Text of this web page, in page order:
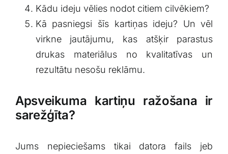
Kādu ideju vēlies nodot citiem cilvēkiem?
Kā pasniegsi šīs kartiņas ideju? Un vēl
virkne jautājumu, kas atšķir parastus
drukas materiālus no kvalitatīvas un
rezultātu nesošu reklāmu.
Apsveikuma kartiņu ražošana ir
sarežģīta?
Jums nepieciešams tikai datora fails jeb